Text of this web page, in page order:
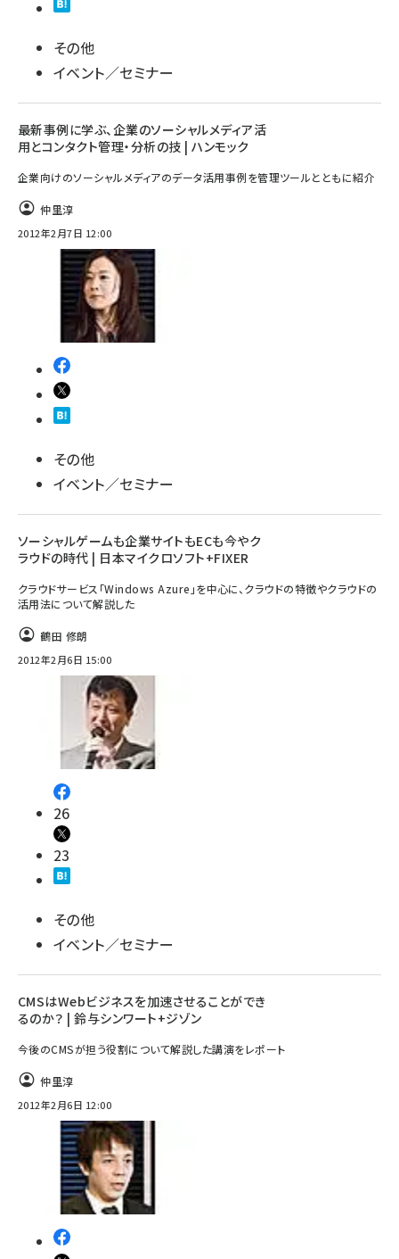
その他
イベント／セミナー
最新事例に学ぶ、企業のソーシャルメディア活
用とコンタクト管理・分析の技 | ハンモック
企業向けのソーシャルメディアのデータ活用事例を管理ツールとともに紹介
仲里淳
2012年2月7日 12:00
その他
イベント／セミナー
ソーシャルゲームも企業サイトもECも今やク
ラウドの時代 | 日本マイクロソフト+FIXER
クラウドサービス「Windows Azure」を中心に、クラウドの特徴やクラウドの
活用法について解説した
鶴田 修朗
2012年2月6日 15:00
26
23
その他
イベント／セミナー
CMSはWebビジネスを加速させることができ
るのか？ | 鈴与シンワート+ジゾン
今後のCMSが担う役割について解説した講演をレポート
仲里淳
2012年2月6日 12:00